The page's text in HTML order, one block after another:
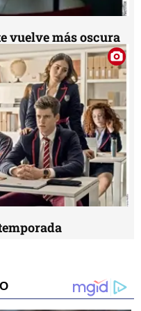
vuelve más oscura